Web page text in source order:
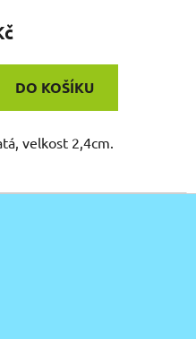
DO KOŠÍKU
velkost 2,4cm.